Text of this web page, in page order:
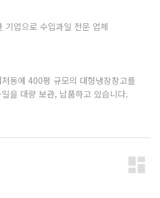
업으로 수입과일 전문 업체
동에 400평 규모의 대형냉장창고를
을 대량 보관, 납품하고 있습니다.
dashboard